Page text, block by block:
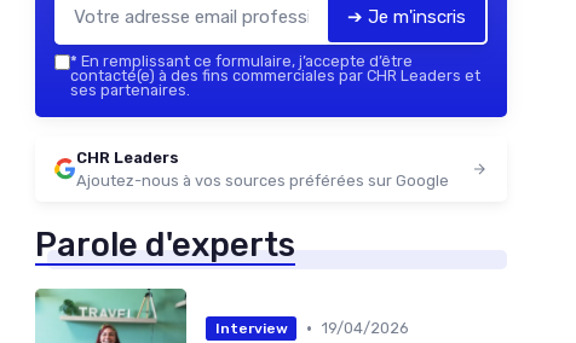
➔ Je m'inscris
* En remplissant ce formulaire, j’accepte d’être
contacté(e) à des fins commerciales par CHR Leaders et
ses partenaires.
CHR Leaders
Ajoutez-nous à vos sources préférées sur Google
Parole d'experts
Interview • 19/04/2026